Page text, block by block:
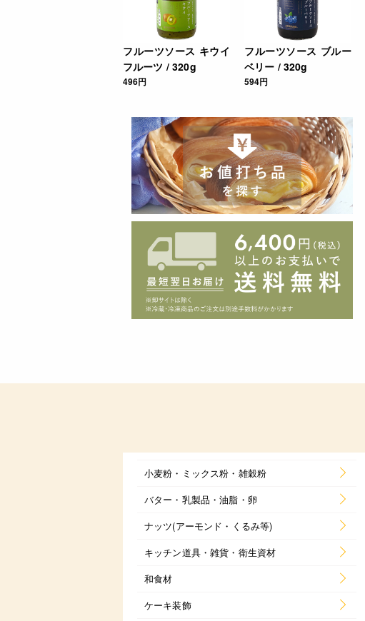
フルーツソース キウイ
フルーツ / 320g
496円
フルーツソース ブルー
ベリー / 320g
594円
小麦粉・ミックス粉・雑穀粉
バター・乳製品・油脂・卵
ナッツ(アーモンド・くるみ等)
キッチン道具・雑貨・衛生資材
和食材
ケーキ装飾